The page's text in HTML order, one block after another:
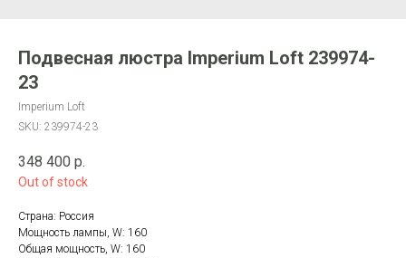
Подвесная люстра Imperium Loft 239974-
23
Imperium Loft
SKU: 239974-23
348 400 р.
Out of stock
Страна: Россия
Мощность лампы, W: 160
Общая мощность, W: 160